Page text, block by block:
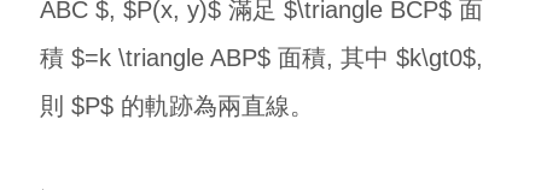
ABC $, $P(x, y)$ 滿足 $\triangle BCP$ 面
積 $=k \triangle ABP$ 面積, 其中 $k\gt0$,
則 $P$ 的軌跡為兩直線。